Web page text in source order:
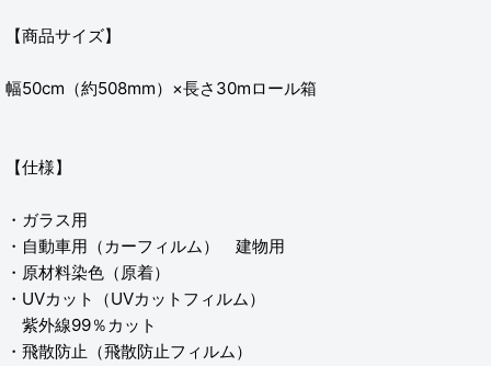
【商品サイズ】
幅50cm（約508mm）×長さ30mロール箱
【仕様】
・ガラス用
・自動車用（カーフィルム） 建物用
・原材料染色（原着）
・UVカット（UVカットフィルム）
紫外線99％カット
・飛散防止（飛散防止フィルム）